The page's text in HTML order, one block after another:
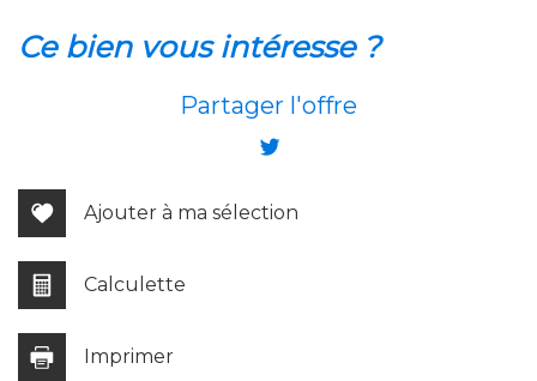
la ville de maltot (14930)
ce bien vous intéresse ?
Partager l'offre
Ajouter à ma sélection
Calculette
Imprimer